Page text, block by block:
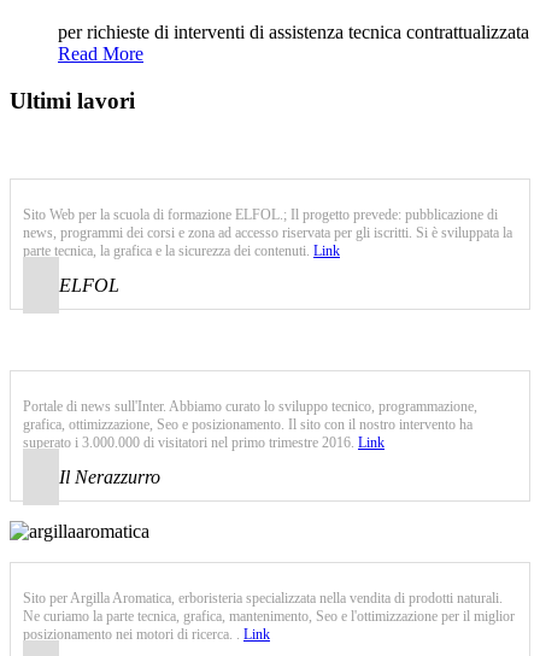
per richieste di interventi di assistenza tecnica contrattualizzata
Read More
Ultimi lavori
Sito Web per la scuola di formazione ELFOL.; Il progetto prevede: pubblicazione di
news, programmi dei corsi e zona ad accesso riservata per gli iscritti. Si è sviluppata la
parte tecnica, la grafica e la sicurezza dei contenuti. Link
ELFOL
Portale di news sull'Inter. Abbiamo curato lo sviluppo tecnico, programmazione,
grafica, ottimizzazione, Seo e posizionamento. Il sito con il nostro intervento ha
superato i 3.000.000 di visitatori nel primo trimestre 2016. Link
Il Nerazzurro
Sito per Argilla Aromatica, erboristeria specializzata nella vendita di prodotti naturali.
Ne curiamo la parte tecnica, grafica, mantenimento, Seo e l'ottimizzazione per il miglior
posizionamento nei motori di ricerca. . Link